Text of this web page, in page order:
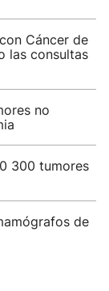
Cáncer de
las consultas
no
300 tumores
de